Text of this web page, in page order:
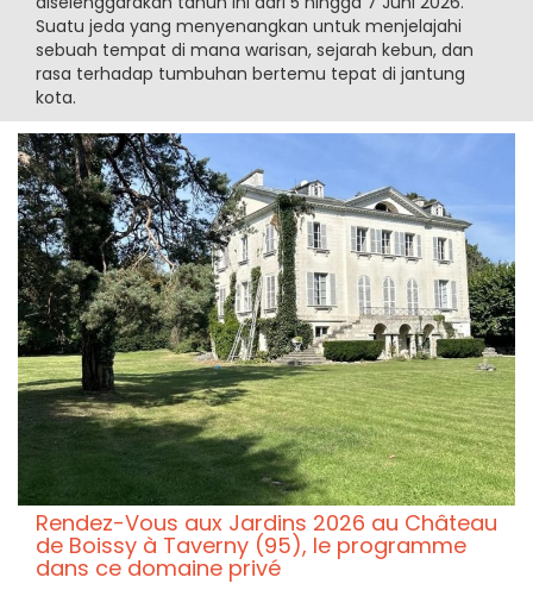
Suatu jeda yang menyenangkan untuk menjelajahi
sebuah tempat di mana warisan, sejarah kebun, dan
rasa terhadap tumbuhan bertemu tepat di jantung
kota.
Rendez-Vous aux Jardins 2026 au Château
de Boissy à Taverny (95), le programme
dans ce domaine privé